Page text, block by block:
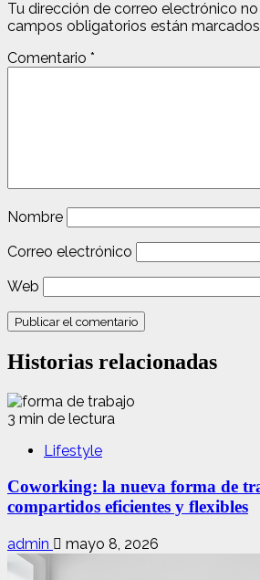
Tu dirección de correo electrónico
campos obligatorios están
Comentario *
Nombre
Correo electrónico
Web
Historias relacionadas
3 min de lectura
Lifestyle
Coworking: la nueva forma de
compartidos eficientes y flexibles
admin mayo 8, 2026